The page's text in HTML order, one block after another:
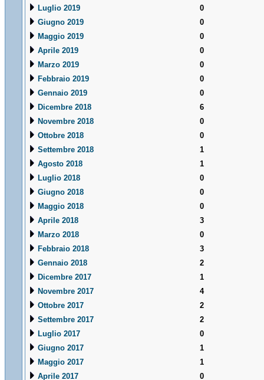
Luglio 2019
0
Giugno 2019
0
Maggio 2019
0
Aprile 2019
0
Marzo 2019
0
Febbraio 2019
0
Gennaio 2019
0
Dicembre 2018
6
Novembre 2018
0
Ottobre 2018
0
Settembre 2018
1
Agosto 2018
1
Luglio 2018
0
Giugno 2018
0
Maggio 2018
0
Aprile 2018
3
Marzo 2018
0
Febbraio 2018
3
Gennaio 2018
2
Dicembre 2017
1
Novembre 2017
4
Ottobre 2017
2
Settembre 2017
2
Luglio 2017
0
Giugno 2017
1
Maggio 2017
1
Aprile 2017
0